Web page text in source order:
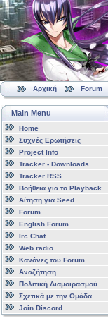
Αρχική Forum
Main Menu
Home
Συχνές Ερωτήσεις
Project Info
Tracker - Downloads
Tracker RSS
Βοήθεια για το Playback
Αίτηση για Seed
Forum
English Forum
Irc Chat
Web radio
Κανόνες του Forum
Αναζήτηση
Πολιτική Διαμοιρασμού
Σχετικά με την Ομάδα
Join Discord